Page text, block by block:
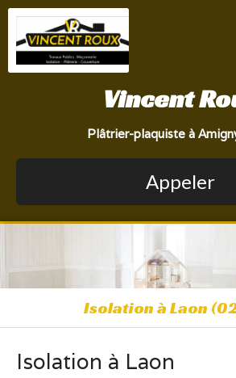
Vincent
Plâtrier-plaquiste à
Appeler
Isolation à Laon
Isolation à Laon